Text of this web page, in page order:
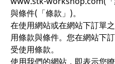
與條件(「條款」)。
在使用網站或在網站下訂單
用條款與條件。您在網站下
受使用條款。
使用我們的網站，即表示您